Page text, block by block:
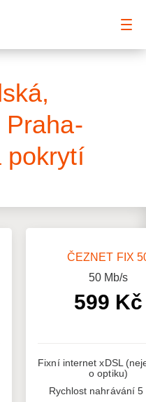
Praha-
pokrytí
ČEZNET FIX
50Mb/s
599 Kč
Fixní internet xDSL
o optiku)
Rychlost nahrávání 5